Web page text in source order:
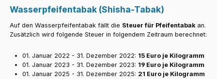
Wasserpfeifentabak (Shisha-Tabak)
Auf den Wasserpfeifentabak fällt die Steuer für Pfeifentabak an.
Zusätzlich wird folgende Steuer in folgendem Zeitraum berechnet:
01. Januar 2022 - 31. Dezember 2022: 15 Euro je Kilogramm
01. Januar 2023 - 31. Dezember 2023: 19 Euro je Kilogramm
01. Januar 2025 - 31. Dezember 2025: 21 Euro je Kilogramm